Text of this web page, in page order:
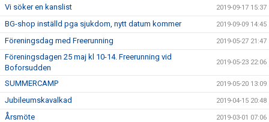
Vi söker en kanslist 2019-09-17 15:37
BG-shop inställd pga sjukdom, nytt datum kommer 2019-09-09 14:45
Föreningsdag med Freerunning 2019-05-27 21:47
Föreningsdagen 25 maj kl 10-14. Freerunning vid
Boforsudden
2019-05-23 22:06
SUMMERCAMP 2019-05-20 13:09
Jubileumskavalkad 2019-04-15 20:48
Årsmöte 2019-03-01 07:06